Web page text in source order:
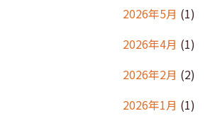
2026年5月 (1)
2026年4月 (1)
2026年2月 (2)
2026年1月 (1)